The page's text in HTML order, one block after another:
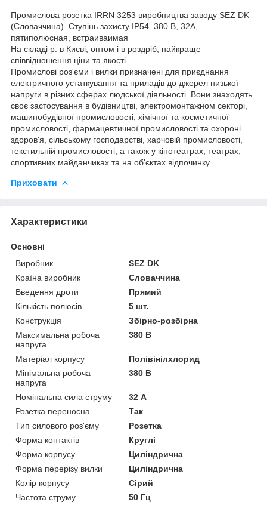
Промислова розетка IRRN 3253 виробництва заводу SEZ DK
(Словаччина). Ступінь захисту IP54. 380 В, 32А,
пятиполюсная, встраиваимая
На складі р. в Києві, оптом і в роздріб, найкраще
співвідношення ціни та якості.
Промислові роз'єми і вилки призначені для приєднання
електричного устаткування та приладів до джерел низької
напруги в різних сферах людської діяльності. Вони знаходять
своє застосування в будівництві, электромонтажном секторі,
машинобудівної промисловості, хімічної та косметичної
промисловості, фармацевтичної промисловості та охороні
здоров'я, сільському господарстві, харчовій промисловості,
текстильній промисловості, а також у кінотеатрах, театрах,
спортивних майданчиках та на об'єктах відпочинку.
Приховати
Характеристики
Основні
Виробник
SEZ DK
Країна виробник
Словаччина
Введення дроти
Прямий
Кількість полюсів
5 шт.
Конструкція
Збірно-розбірна
Максимальна робоча
напруга
380 В
Матеріал корпусу
Полівінілхлорид
Мінімальна робоча
напруга
380 В
Номінальна сила струму
32 А
Розетка переносна
Так
Тип силового роз'єму
Розетка
Форма контактів
Круглі
Форма корпусу
Циліндрична
Форма перерізу вилки
Циліндрична
Колір корпусу
Сірий
Частота струму
50 Гц